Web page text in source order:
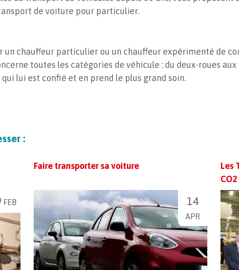
de voiture pour particulier.
un chauffeur particulier ou un chauffeur expérimenté de
toutes les catégories de véhicule : du deux-roues
lui est confié et en prend le plus grand soin.
:
FEB
Faire transporter sa voiture
14
APR
Les